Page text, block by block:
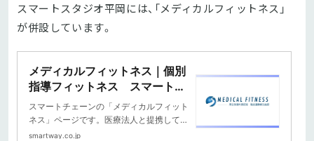
スマートスタジオ平岡には、「メディカルフィットネス」
が併設しています。
メディカルフィットネス｜個別
指導フィットネス スマートウ
ェイ
スマートチェーンの「メディカルフィット
ネス」ページです。医療法人と提携してい
るメディカルフィットネスについての情報
smartway.co.jp